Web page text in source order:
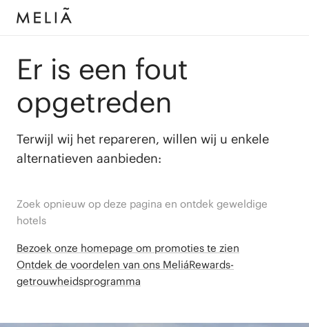
Er is een fout
opgetreden
Terwijl wij het repareren, willen wij u enkele
alternatieven aanbieden:
Zoek opnieuw op deze pagina en ontdek geweldige
hotels
Bezoek onze homepage om promoties te zien
Ontdek de voordelen van ons MeliáRewards-
getrouwheidsprogramma